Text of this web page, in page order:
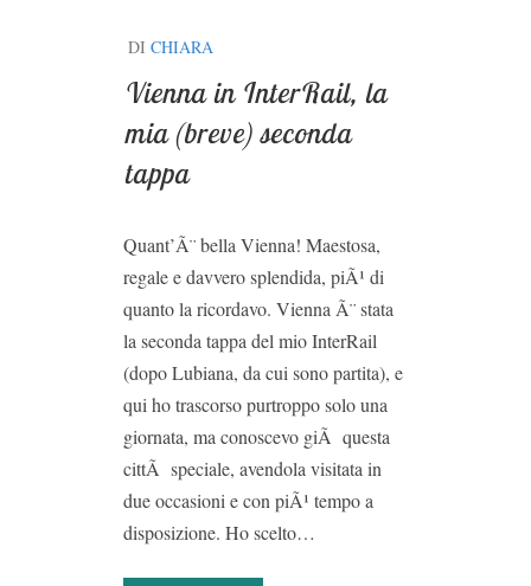
DI CHIARA
Vienna in InterRail, la
mia (breve) seconda
tappa
Quant’Ã¨ bella Vienna! Maestosa,
regale e davvero splendida, piÃ¹ di
quanto la ricordavo. Vienna Ã¨ stata
la seconda tappa del mio InterRail
(dopo Lubiana, da cui sono partita), e
qui ho trascorso purtroppo solo una
giornata, ma conoscevo giÃ questa
cittÃ speciale, avendola visitata in
due occasioni e con piÃ¹ tempo a
disposizione. Ho scelto…